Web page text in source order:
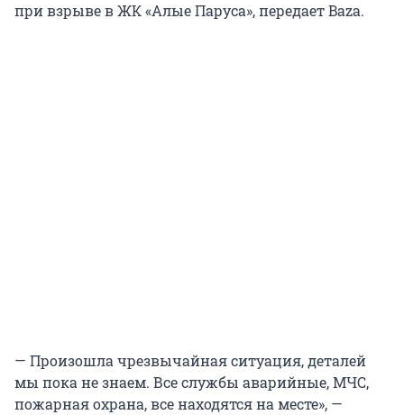
при взрыве в ЖК «Алые Паруса», передает Baza.
— Произошла чрезвычайная ситуация, деталей
мы пока не знаем. Все службы аварийные, МЧС,
пожарная охрана, все находятся на месте», —